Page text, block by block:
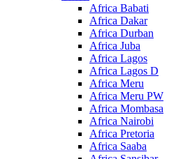
Africa Babati
Africa Dakar
Africa Durban
Africa Juba
Africa Lagos
Africa Lagos D
Africa Meru
Africa Meru PW
Africa Mombasa
Africa Nairobi
Africa Pretoria
Africa Saaba